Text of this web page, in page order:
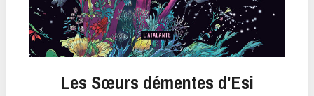
Les Sœurs démentes d'Esi